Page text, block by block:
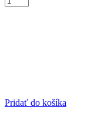
Pridať do košíka